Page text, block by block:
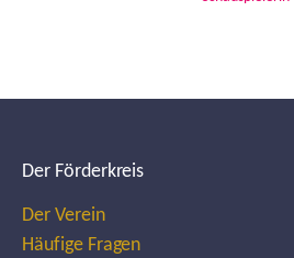
Der Förderkreis
Der Verein
Häufige Fragen